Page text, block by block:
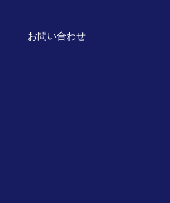
お問い合わせ